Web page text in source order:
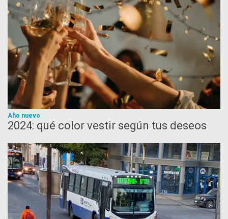
Año nuevo
2024: qué color vestir según tus deseos